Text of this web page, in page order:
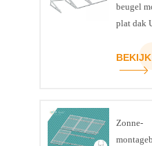
beugel
plat dak
Zonne-